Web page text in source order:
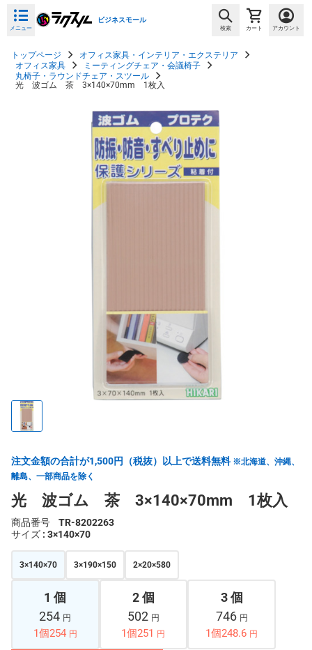
メニュー
ビジネスモール
検索 カート アカウント
トップページ
オフィス家具・インテリア・エクステリア
オフィス家具
ミーティングチェア・会議椅子
丸椅子・ラウンドチェア・スツール
光 波ゴム 茶 3×140×70mm 1枚入
注文金額の合計が1,500円（税抜）以上で送料無料 ※北海道、沖縄、
離島、一部商品を除く
光 波ゴム 茶 3×140×70mm 1枚入
商品番号
TR-8202263
サイズ : 3×140×70
3×140×70 3×190×150 2×20×580
1 個
254 円
1個254 円
2 個
502 円
1個251 円
3 個
746 円
1個248.6 円